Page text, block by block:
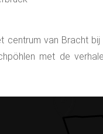
centrum van Bracht
met de